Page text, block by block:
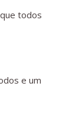
todos
e um